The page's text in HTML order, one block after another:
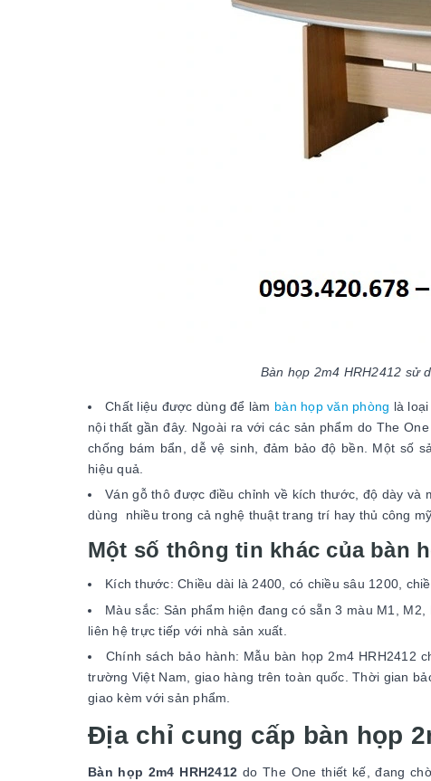
Bàn họp 2m4 HRH2412 sử
Chất liệu được dùng để làm bàn họp văn phòng là
nội thất gần đây. Ngoài ra với các sản phẩm do The
chống bám bẩn, dễ vệ sinh, đảm bảo độ bền. Một số
hiệu quả.
Ván gỗ thô được điều chỉnh về kích thước, độ dày và
dùng nhiều trong cả nghệ thuật trang trí hay thủ công
Một số thông tin khác của bàn
Kích thước: Chiều dài là 2400, có chiều sâu 1200,
Màu sắc: Sản phẩm hiện đang có sẵn 3 màu M1,
liên hệ trực tiếp với nhà sản xuất.
Chính sách bảo hành: Mẫu bàn họp 2m4 HRH2412
trường Việt Nam, giao hàng trên toàn quốc. Thời gian
giao kèm với sản phẩm.
Địa chỉ cung cấp bàn họp
Bàn họp 2m4 HRH2412 do The One thiết kế, đang